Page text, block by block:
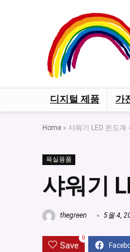
디지털 제품 가
Home » 샤워기 LED 온도계
욕실용품
샤워기
thegreen 5월 4,
Save
0